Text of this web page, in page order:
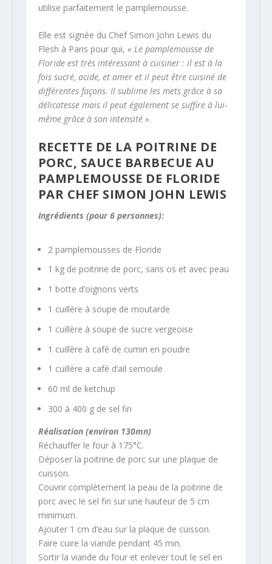
utilise parfaitement le pamplemousse.
Elle est signée du Chef Simon John Lewis du
Flesh à Paris pour qui, « Le pamplemousse de
Floride est très intéressant à cuisiner : il est à la
fois sucré, acide, et amer et il peut être cuisiné de
différentes façons. Il sublime les mets grâce à sa
délicatesse mais il peut également se suffire à lui-
même grâce à son intensité ».
RECETTE DE LA POITRINE DE
PORC, SAUCE BARBECUE AU
PAMPLEMOUSSE DE FLORIDE
PAR CHEF SIMON JOHN LEWIS
Ingrédients (pour 6 personnes):
2 pamplemousses de Floride
1 kg de poitrine de porc, sans os et avec peau
1 botte d’oignons verts
1 cuillère à soupe de moutarde
1 cuillère à soupe de sucre vergeoise
1 cuillère à café de cumin en poudre
1 cuillère a café d’ail semoule
60 ml de ketchup
300 à 400 g de sel fin
Réalisation (environ 130mn)
Réchauffer le four à 175°C.
Déposer la poitrine de porc sur une plaque de
cuisson.
Couvrir complètement la peau de la poitrine de
porc avec le sel fin sur une hauteur de 5 cm
minimum.
Ajouter 1 cm d’eau sur la plaque de cuisson.
Faire cuire la viande pendant 45 min.
Sortir la viande du four et enlever tout le sel en